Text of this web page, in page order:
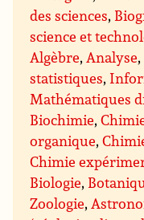
des sciences,
science et
Algèbre, Analyse,
statistiques,
Mathématiques
Biochimie,
organique,
Chimie
Biologie,
Zoologie,